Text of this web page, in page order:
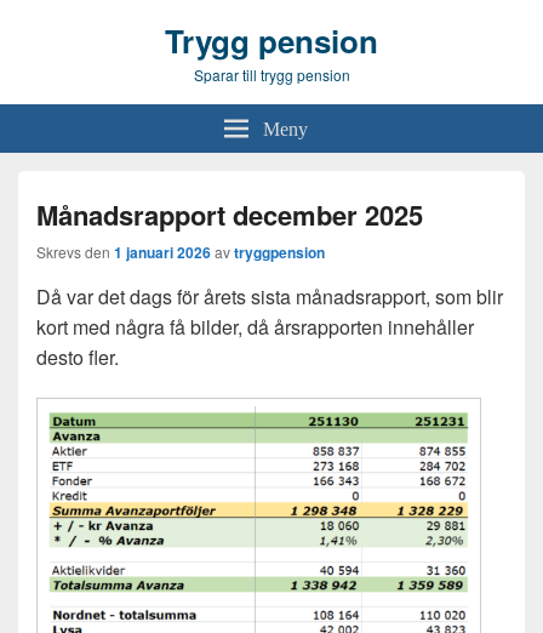
Trygg pension
Sparar till trygg pension
Meny
Månadsrapport december 2025
Skrevs den 1 januari 2026avtryggpension
Då var det dags för årets sista månadsrapport, som blir
kort med några få bilder, då årsrapporten innehåller
desto fler.